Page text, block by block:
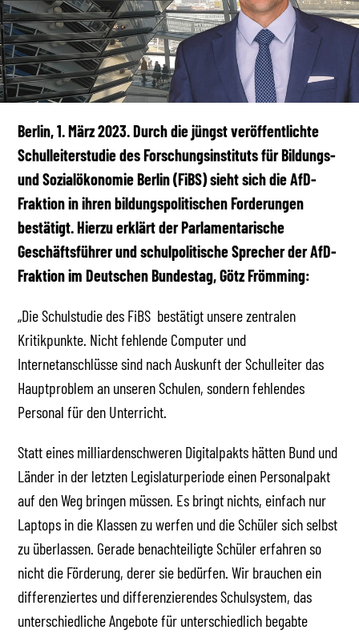
MEDIATHEK
Berlin, 1. März 2023. Durch die jüngst veröffentlichte
Schulleiterstudie des Forschungsinstituts für Bildungs-
und Sozialökonomie Berlin (FiBS) sieht sich die AfD-
Fraktion in ihren bildungspolitischen Forderungen
bestätigt. Hierzu erklärt der Parlamentarische
Geschäftsführer und schulpolitische Sprecher der AfD-
Fraktion im Deutschen Bundestag, Götz Frömming:
„Die Schulstudie des FiBS bestätigt unsere zentralen
Kritikpunkte. Nicht fehlende Computer und
Internetanschlüsse sind nach Auskunft der Schulleiter das
Hauptproblem an unseren Schulen, sondern fehlendes
Personal für den Unterricht.
Statt eines milliardenschweren Digitalpakts hätten Bund und
Länder in der letzten Legislaturperiode einen Personalpakt
auf den Weg bringen müssen. Es bringt nichts, einfach nur
Laptops in die Klassen zu werfen und die Schüler sich selbst
zu überlassen. Gerade benachteiligte Schüler erfahren so
nicht die Förderung, derer sie bedürfen. Wir brauchen ein
differenziertes und differenzierendes Schulsystem, das
unterschiedliche Angebote für unterschiedlich begabte